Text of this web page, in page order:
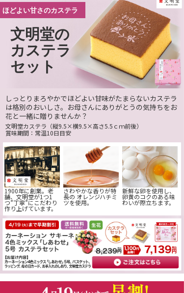
ほどよい甘さのカステラ
文明堂の
カステラ
セット
しっとりまろやかでほどよい甘味がたまらないカステラ
は格別のおいしさ。お母さんにありがとうの気持ちをお
花と一緒に贈りませんか？
文明堂カステラ（縦9.5×横9.5×高さ5.5ｃｍ前後）
賞味期間：常温10日目安
1900年に創業。老
舗、文明堂が1つ1
つ”丁寧”にこだわり
作り上げています。
さわやかな香りが特
長の オレンジハチミ
ツを使用。
新鮮な卵を使用し、
卵黄のコクのある味
わいが際立ちます。